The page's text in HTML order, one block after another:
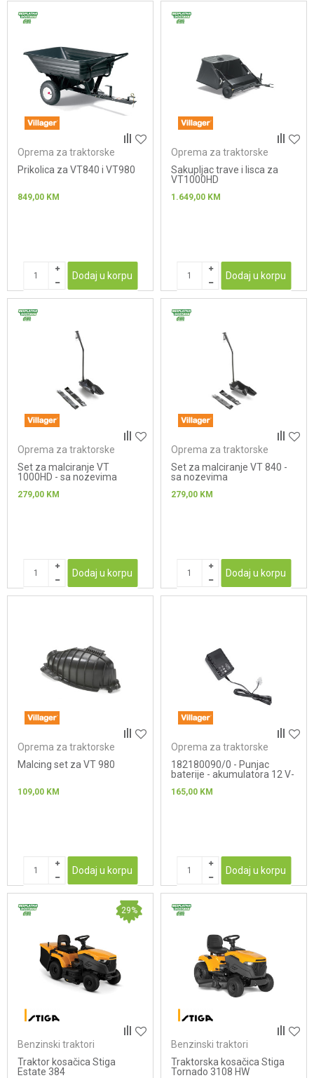
Oprema za traktorske
Prikolica za VT840 i VT980
849,00 KM
Dodaj u korpu
Oprema za traktorske
Sakupljac trave i lisca za
VT1000HD
1.649,00 KM
Dodaj u korpu
Oprema za traktorske
Set za malciranje VT
1000HD - sa nozevima
279,00 KM
Dodaj u korpu
Oprema za traktorske
Set za malciranje VT 840 -
sa nozevima
279,00 KM
Dodaj u korpu
Oprema za traktorske
Malcing set za VT 980
109,00 KM
Dodaj u korpu
Oprema za traktorske
182180090/0 - Punjac
baterije - akumulatora 12 V-
165,00 KM
Dodaj u korpu
29%
Benzinski traktori
Traktor kosačica Stiga
Estate 384
Benzinski traktori
Traktorska kosačica Stiga
Tornado 3108 HW